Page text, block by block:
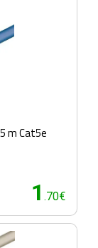
m Cat5e
1 .70€